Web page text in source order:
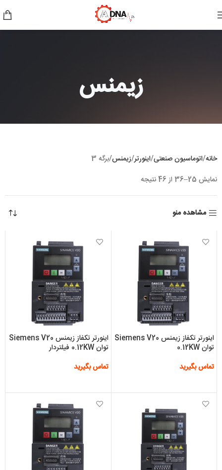
زیمنس
خانه اتوماسیون صنعتی اینورتر زیمنس برگه 3
نمایش 25–36 از 46 نتیجه
مشاهده منو
اینورتر تکفاز زیمنس Siemens V20
توان 0.12KW
تماس بگیرید
اینورتر تکفاز زیمنس Siemens V20
توان 0.12KW فیلتردار
تماس بگیرید